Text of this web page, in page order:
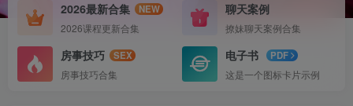
2026最新合集
NEW
2026课程更新合集
聊天案例
撩妹聊天案例合集
房事技巧
SEX
房事技巧合集
电子书
PDF
这是一个图标卡片示例